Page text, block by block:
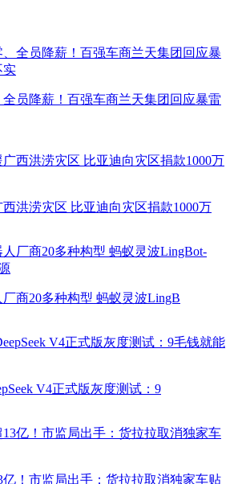
员降薪！百强车商兰天集团回应暴雷
洪涝灾区 比亚迪向灾区捐款1000万
商20多种构型 蚂蚁灵波LingB
V4正式版灰度测试：9
亿！市监局出手：货拉拉取消独家车贴